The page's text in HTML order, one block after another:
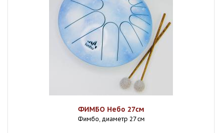
ФИМБО Небо 27см
Фимбо, диаметр 27 см